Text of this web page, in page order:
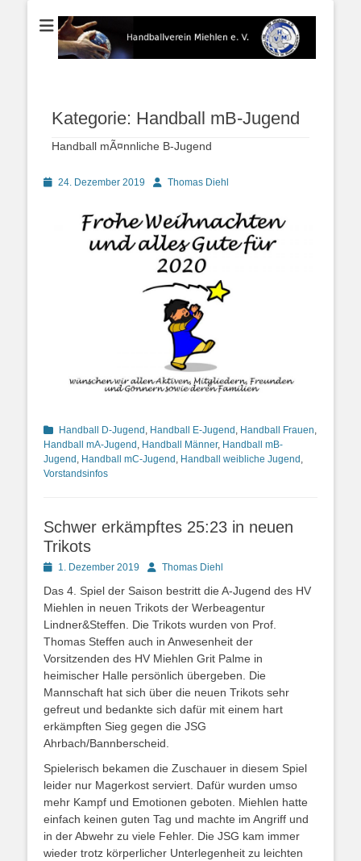
Handballverein
Miehlen e. V.
Der Handballverein im Blauen Ländchen
Kategorie: Handball mB-Jugend
Handball mÃ¤nnliche B-Jugend
Posted24. Dezember 2019 AutorThomas Diehl
Kategorien
Handball D-Jugend , Handball E-Jugend , Handball Frauen,
Handball mA-Jugend , Handball Männer, Handball mB-
Jugend , Handball mC-Jugend , Handball weibliche Jugend ,
Vorstandsinfos
Schwer erkämpftes 25:23 in neuen
Trikots
Posted1. Dezember 2019 AutorThomas Diehl
Das 4. Spiel der Saison bestritt die A-Jugend des HV
Miehlen in neuen Trikots der Werbeagentur
Lindner&Steffen. Die Trikots wurden von Prof.
Thomas Steffen auch in Anwesenheit der
Vorsitzenden des HV Miehlen Grit Palme in
heimischer Halle persönlich übergeben. Die
Mannschaft hat sich über die neuen Trikots sehr
gefreut und bedankte sich dafür mit einem hart
erkämpften Sieg gegen die JSG
Ahrbach/Bannberscheid.
Spielerisch bekamen die Zuschauer in diesem Spiel
leider nur Magerkost serviert. Dafür wurden umso
mehr Kampf und Emotionen geboten. Miehlen hatte
einfach keinen guten Tag und machte im Angriff und
in der Abwehr zu viele Fehler. Die JSG kam immer
wieder trotz körperlicher Unterlegenheit zu leichten